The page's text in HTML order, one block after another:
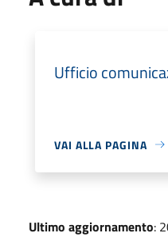
Ufficio
VAI ALLA PAGINA
Ultimo aggiornamento: